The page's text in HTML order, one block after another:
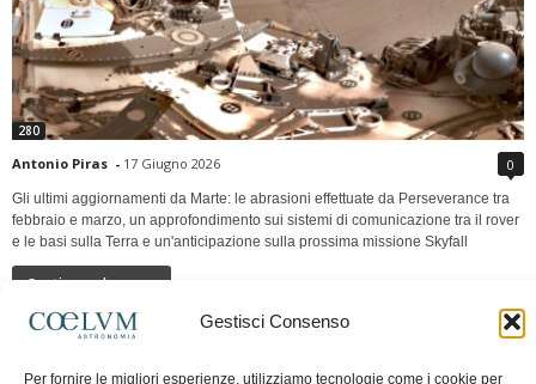
Gestisci Consenso
Per fornire le migliori esperienze, utilizziamo tecnologie come i cookie per
280
Antonio Piras - 17 Giugno 2026 0
Gli ultimi aggiornamenti da Marte: le abrasioni effettuate da Perseverance tra
febbraio e marzo, un approfondimento sui sistemi di comunicazione tra il rover
e le basi sulla Terra e un'anticipazione sulla prossima missione Skyfall
Continua a leggere